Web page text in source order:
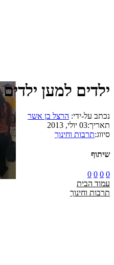
ילדים למען ילדים
נכתב על-ידי: הרצל בן אשר
תאריך:03 יולי, 2013
סיווג:תרבות וחינוך
שיתוף
0
0
0
0
עמוד הבית
תרבות וחינוך